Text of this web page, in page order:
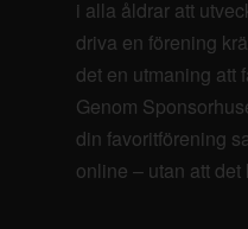
i alla åldrar att
driva en förening
det en utmaning att
Genom
din favoritförening
online – utan att